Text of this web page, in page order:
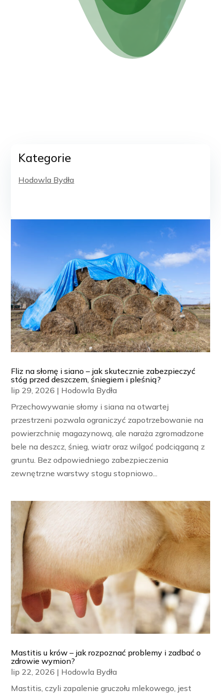
Kategorie
Hodowla Bydła
Fliz na słomę i siano – jak skutecznie zabezpieczyć
stóg przed deszczem, śniegiem i pleśnią?
lip 29, 2026 | Hodowla Bydła
Przechowywanie słomy i siana na otwartej
przestrzeni pozwala ograniczyć zapotrzebowanie na
powierzchnię magazynową, ale naraża zgromadzone
bele na deszcz, śnieg, wiatr oraz wilgoć podciąganą z
gruntu. Bez odpowiedniego zabezpieczenia
zewnętrzne warstwy stogu stopniowo...
Mastitis u krów – jak rozpoznać problemy i zadbać o
zdrowie wymion?
lip 22, 2026 | Hodowla Bydła
Mastitis, czyli zapalenie gruczołu mlekowego, jest